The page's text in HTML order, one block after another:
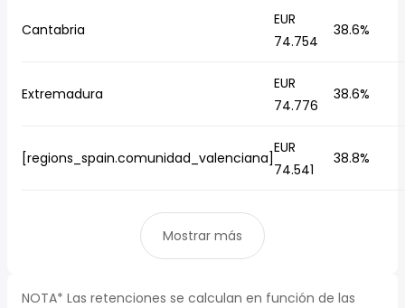
Cantabria
EUR
74.754
38.6%
Extremadura
EUR
74.776
38.6%
[regions_spain.comunidad_valenciana]
EUR
74.541
38.8%
Mostrar más
NOTA* Las retenciones se calculan en función de las